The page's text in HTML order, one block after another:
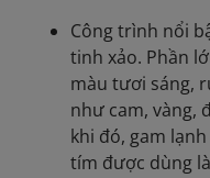
Công trình nổi
tinh xảo. Phần
màu tươi sáng,
như cam, vàng,
khi đó, gam
tím được dùng